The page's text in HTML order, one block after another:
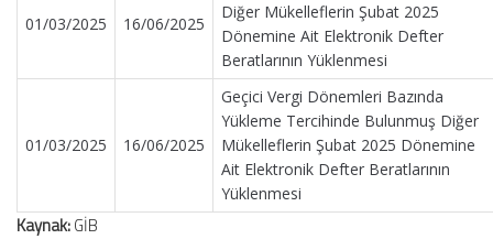
01/03/2025 16/06/2025
Diğer Mükelleflerin Şubat 2025
Dönemine Ait Elektronik Defter
Beratlarının Yüklenmesi
01/03/2025 16/06/2025
Geçici Vergi Dönemleri Bazında
Yükleme Tercihinde Bulunmuş Diğer
Mükelleflerin Şubat 2025 Dönemine
Ait Elektronik Defter Beratlarının
Yüklenmesi
Kaynak:GİB